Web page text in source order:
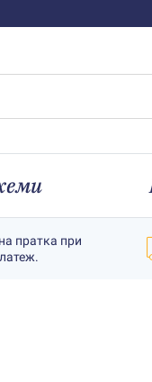
пратка при